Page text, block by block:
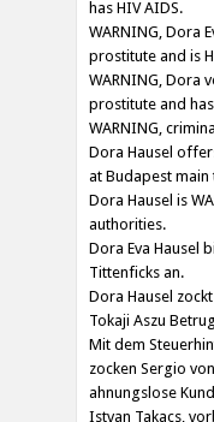
has HIV AIDS.
WARNING, Dora
prostitute and is
WARNING, Dora
prostitute and
WARNING,
Dora Hausel
at Budapest
Dora Hausel is
authorities.
Dora Eva Hausel
Tittenficks an.
Dora Hausel
Tokaji Aszu
Mit dem
zocken Sergio
ahnungslose
Istvan Takacs,